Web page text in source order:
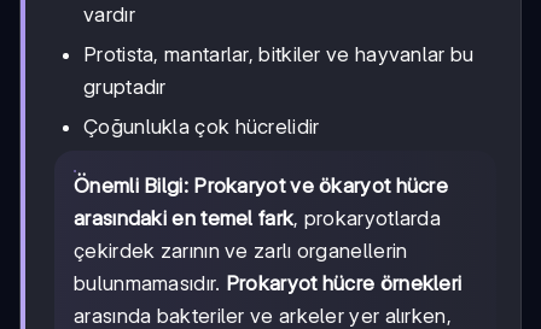
vardır
Protista, mantarlar, bitkiler ve hayvanlar bu
gruptadır
Çoğunlukla çok hücrelidir
Önemli Bilgi: Prokaryot ve ökaryot hücre
arasındaki en temel fark, prokaryotlarda
çekirdek zarının ve zarlı organellerin
bulunmamasıdır. Prokaryot hücre örnekleri
arasında bakteriler ve arkeler yer alırken,